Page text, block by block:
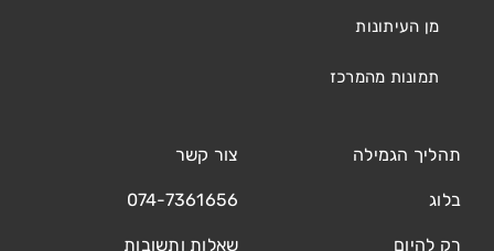
מן העיתונות
תמונות מהמרכז
תהליך הגמילה
בלוג
רק להיום
צור קשר
074-7361656
שאלות ותשובות